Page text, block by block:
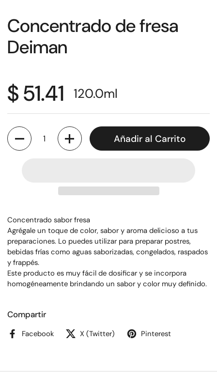
Concentrado de fresa
Deiman
$ 51.41 120.0ml
Cantidad
Añadir al Carrito
Concentrado sabor fresa
Agrégale un toque de color, sabor y aroma delicioso a tus
preparaciones. Lo puedes utilizar para preparar postres,
bebidas frías como aguas saborizadas, congelados, raspados
y frappés.
Este producto es muy fácil de dosificar y se incorpora
homogéneamente brindando un sabor y color muy definido.
Compartir
Facebook X (Twitter) Pinterest